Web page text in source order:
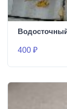
400 ₽